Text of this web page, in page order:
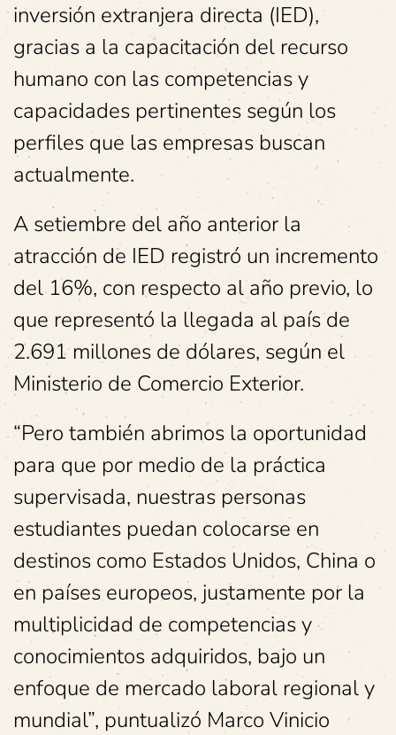
inversión extranjera directa (IED),
gracias a la capacitación del recurso
humano con las competencias y
capacidades pertinentes según los
perfiles que las empresas buscan
actualmente.
A setiembre del año anterior la
atracción de IED registró un incremento
del 16%, con respecto al año previo, lo
que representó la llegada al país de
2.691 millones de dólares, según el
Ministerio de Comercio Exterior.
“Pero también abrimos la oportunidad
para que por medio de la práctica
supervisada, nuestras personas
estudiantes puedan colocarse en
destinos como Estados Unidos, China o
en países europeos, justamente por la
multiplicidad de competencias y
conocimientos adquiridos, bajo un
enfoque de mercado laboral regional y
mundial”, puntualizó Marco Vinicio